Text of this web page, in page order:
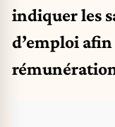
indiquer les
d’emploi